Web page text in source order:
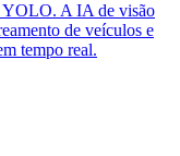
YOLO. A IA de visão
de veículos e
tempo real.